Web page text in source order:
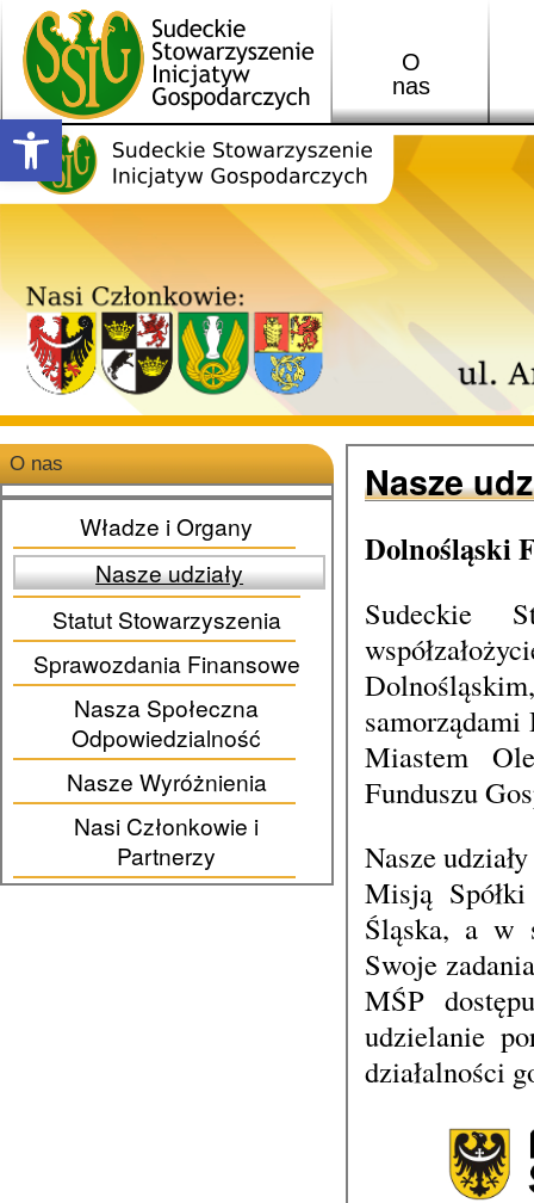
Open toolbar
O
nas
O nas
Władze i Organy
Nasze udziały
Statut Stowarzyszenia
Sprawozdania Finansowe
Nasza Społeczna
Odpowiedzialność
Nasze Wyróżnienia
Nasi Członkowie i
Partnerzy
Nasze
Dolnośląski
Sudeckie
Miastem
Funduszu
Nasze
Misją
Śląska, a w
Swoje
MŚP
udzielanie
działalności